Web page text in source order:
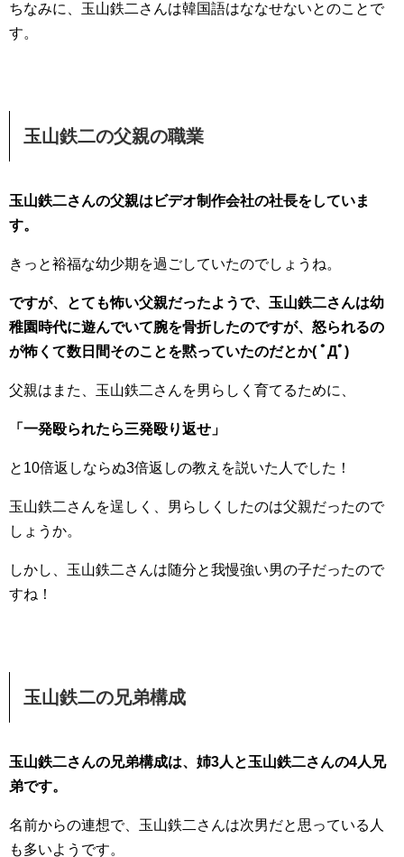
ちなみに、玉山鉄二さんは韓国語はななせないとのことで
す。
玉山鉄二の父親の職業
玉山鉄二さんの父親はビデオ制作会社の社長をしていま
す。
きっと裕福な幼少期を過ごしていたのでしょうね。
ですが、とても怖い父親だったようで、玉山鉄二さんは幼
稚園時代に遊んでいて腕を骨折したのですが、怒られるの
が怖くて数日間そのことを黙っていたのだとか( ﾟДﾟ)
父親はまた、玉山鉄二さんを男らしく育てるために、
「一発殴られたら三発殴り返せ」
と10倍返しならぬ3倍返しの教えを説いた人でした！
玉山鉄二さんを逞しく、男らしくしたのは父親だったので
しょうか。
しかし、玉山鉄二さんは随分と我慢強い男の子だったので
すね！
玉山鉄二の兄弟構成
玉山鉄二さんの兄弟構成は、姉3人と玉山鉄二さんの4人兄
弟です。
名前からの連想で、玉山鉄二さんは次男だと思っている人
も多いようです。